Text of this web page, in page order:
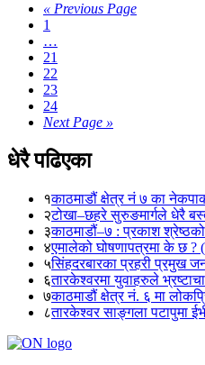
« Previous Page
1
…
21
22
23
24
Next Page »
धेरै पढिएका
१काठमाडौं क्षेत्र नं ७ का
२टोखा–छहरे सुरुङमार्गले धेरै
३काठमाडौं–७ : प्रकाश
४एमालेको घोषणापत्रमा के छ ?
५सिंहदरबारका प्रहरी प्रमुख
६तारकेश्वरमा युवाहरुले
७काठमाडौं क्षेत्र नं. ६ मा
८तारकेश्वर साङ्गला पटापुमा